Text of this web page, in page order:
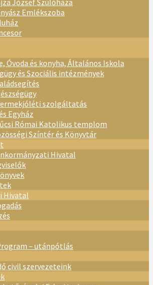
József Szülőháza
Emlékszoba
Óvoda és konyha, Általános Iskola
és Szociális intézmények
szolgáltatás
Egyház
Római Katolikus templom
Színtér és Könyvtár
Hivatal
Hivatal
– utánpótlás
civil szervezeteink